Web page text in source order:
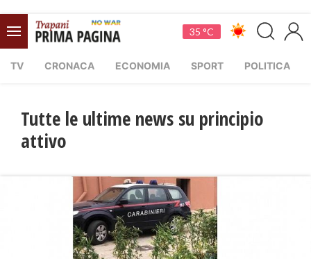
35 °C
TV CRONACA ECONOMIA SPORT POLITICA
Tutte le ultime news su principio
attivo